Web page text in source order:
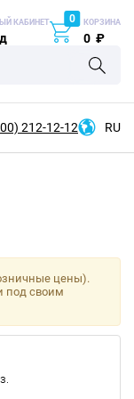
КАБИНЕТ 0 КОРЗИНА
0 ₽
212-12-12 RU
цены).
под своим